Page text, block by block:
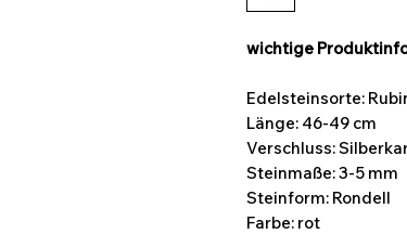
wichtige
Edelsteinsorte:
Länge: 46-49 cm
Verschluss:
Steinmaße:3-5 mm
Steinform: Rondell
Farbe: rot